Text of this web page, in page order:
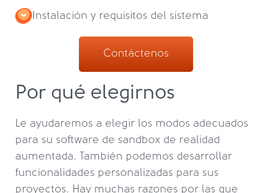
Instalación y requisitos del sistema
Contáctenos
Por qué elegirnos
Le ayudaremos a elegir los modos adecuados
para su software de sandbox de realidad
aumentada. También podemos desarrollar
funcionalidades personalizadas para sus
proyectos. Hay muchas razones por las que